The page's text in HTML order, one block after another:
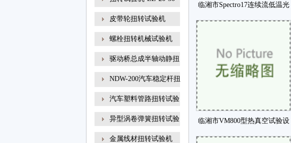
皮带轮扭转试验机
螺栓扭转机械试验机
驱动桥总成半轴动静扭
NDW-200汽车稳定杆扭
汽车塑料管路扭转试验
异型涡卷弹簧扭转试验
金属线材扭转试验机
临湘市Spectro17连续流低温光
临湘市VM800型热真空试验设